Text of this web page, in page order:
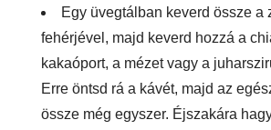
Egy üvegtálban keverd össze a
fehérjével, majd keverd hozzá a
kakaóport, a mézet vagy a
Erre öntsd rá a kávét, majd az
össze még egyszer. Éjszakára